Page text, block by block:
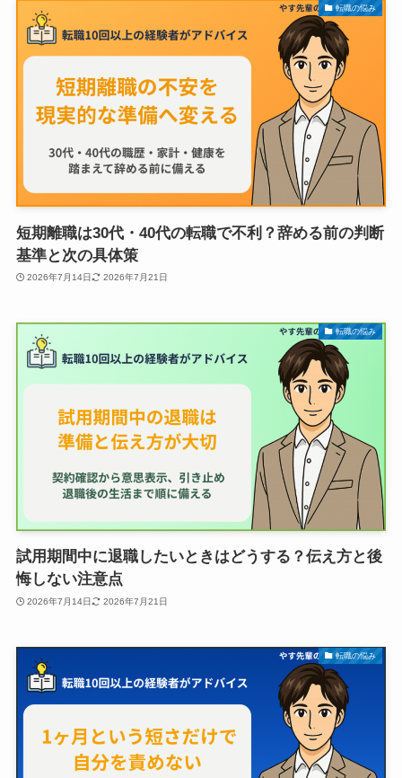
転職の悩み
短期離職は30代・40代の転職で不利？辞める前の判断
基準と次の具体策
2026年7月14日 2026年7月21日
転職の悩み
試用期間中に退職したいときはどうする？伝え方と後
悔しない注意点
2026年7月14日 2026年7月21日
転職の悩み